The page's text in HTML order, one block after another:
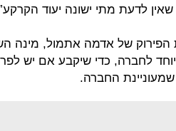
לדעת מתי ישונה יעוד
הפירוק של אדמה אתמול, מינה
לחברה, כדי שיקבע אם יש
החברה.